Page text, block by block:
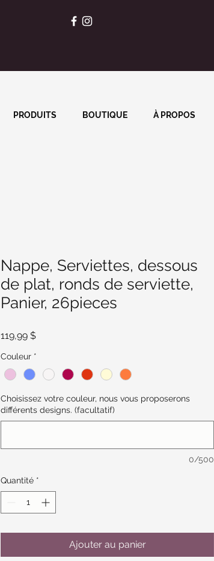
PRODUITS BOUTIQUE À PROPOS
Nappe, Serviettes, dessous
de plat, ronds de serviette,
Panier, 26pieces
119,99 $Prix
Couleur *
Choisissez votre couleur, nous vous proposerons
différents designs. (facultatif)
0/500
Quantité *
Ajouter au panier